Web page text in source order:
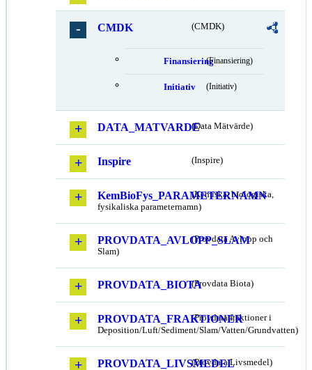
CMDK (CMDK)
Finansiering(Finansiering)
Initiativ (Initiativ)
DATA_MATVARDE(Data Mätvärde)
Inspire (Inspire)
KemBioFys_PARAMETERNAMN
(Kemiska, biologiska,
fysikaliska parameternamn)
PROVDATA_AVLOPP_SLAM
(Provdata Avlopp och
Slam)
PROVDATA_BIOTA(Provdata Biota)
PROVDATA_FRAKTIONER
(Provdata fraktioner i
Deposition/Luft/Sediment/Slam/Vatten/Grundvatten)
PROVDATA_LIVSMEDEL
(Provdata Livsmedel)